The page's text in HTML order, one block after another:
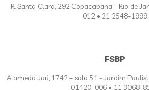
R. Santa Clara, 292 Copacabana - Rio de
012 • 21 2548-1999
FSBP
Alameda Jaú, 1742 – sala 51 - Jardim
01420-006 • 11 3068-